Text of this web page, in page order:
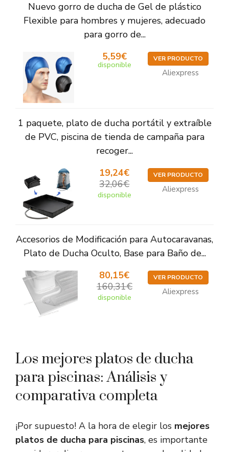
Nuevo gorro de ducha de Gel de plástico
Flexible para hombres y mujeres, adecuado
para gorro de...
5,59€
disponible
VER PRODUCTO
Aliexpress
1 paquete, plato de ducha portátil y extraíble
de PVC, piscina de tienda de campaña para
recoger...
19,24€
32,06€
disponible
VER PRODUCTO
Aliexpress
Accesorios de Modificación para Autocaravanas,
Plato de Ducha Oculto, Base para Baño de...
80,15€
160,31€
disponible
VER PRODUCTO
Aliexpress
Los mejores platos de ducha
para piscinas: Análisis y
comparativa completa
¡Por supuesto! A la hora de elegir los mejores
platos de ducha para piscinas, es importante